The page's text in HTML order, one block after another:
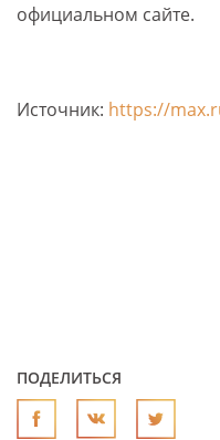
официальном сайте.
Источник: https://
ПОДЕЛИТЬСЯ